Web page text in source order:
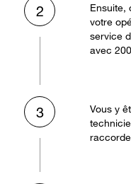
2
Ensuite,
votre
service
avec
3
Vous y